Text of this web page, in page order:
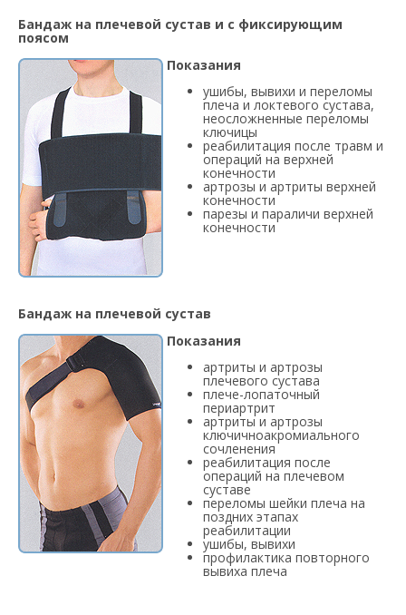
Бандаж на плечевой сустав и с фиксирующим
поясом
Показания
ушибы, вывихи и переломы
плеча и локтевого сустава,
неосложненные переломы
ключицы
реабилитация после травм и
операций на верхней
конечности
артрозы и артриты верхней
конечности
парезы и параличи верхней
конечности
Бандаж на плечевой сустав
Показания
артриты и артрозы
плечевого сустава
плече-лопаточный
периартрит
артриты и артрозы
ключичноакромиального
сочленения
реабилитация после
операций на плечевом
суставе
переломы шейки плеча на
поздних этапах
реабилитации
ушибы, вывихи
профилактика повторного
вывиха плеча